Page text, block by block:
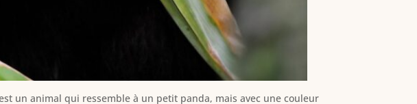
un animal qui ressemble à un petit panda, mais avec une couleur